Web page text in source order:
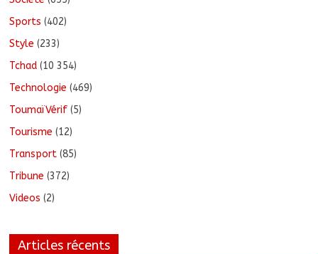
Sports (402)
Style (233)
Tchad (10 354)
Technologie (469)
ToumaïVérif (5)
Tourisme (12)
Transport (85)
Tribune (372)
Videos (2)
Articles récents